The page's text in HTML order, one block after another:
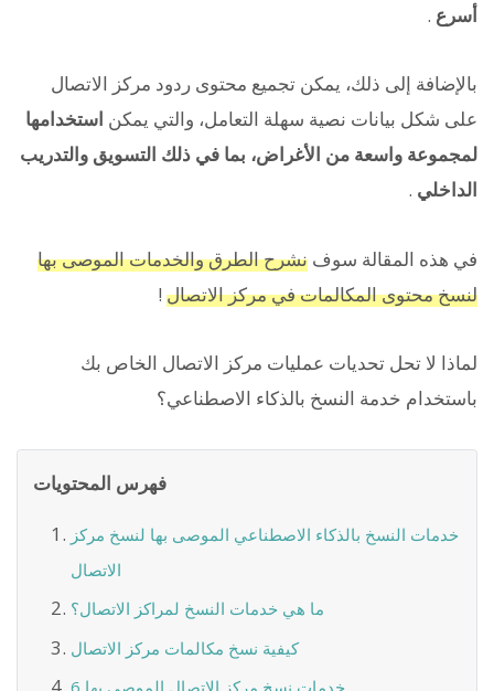
أسرع .
بالإضافة إلى ذلك، يمكن تجميع محتوى ردود مركز الاتصال
على شكل بيانات نصية سهلة التعامل، والتي يمكن استخدامها
لمجموعة واسعة من الأغراض، بما في ذلك التسويق والتدريب
الداخلي .
في هذه المقالة سوف نشرح الطرق والخدمات الموصى بها
لنسخ محتوى المكالمات في مركز الاتصال !
لماذا لا تحل تحديات عمليات مركز الاتصال الخاص بك
باستخدام خدمة النسخ بالذكاء الاصطناعي؟
فهرس المحتويات
خدمات النسخ بالذكاء الاصطناعي الموصى بها لنسخ مركز
الاتصال
ما هي خدمات النسخ لمراكز الاتصال؟
كيفية نسخ مكالمات مركز الاتصال